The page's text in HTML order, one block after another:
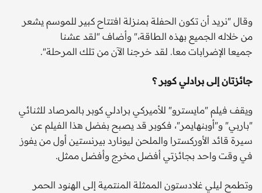
وقال "نريد أن تكون الحفلة بمنزلة افتتاح كبير للموسم يشعر
من خلاله الجميع بهذه الطاقة،" وأضاف "لقد عشنا
جميعا الإضرابات معا. لقد خرجنا الآن من تلك المرحلة".
جائزتان إلى برادلي كوبر ؟
ويقف فيلم "مايسترو" للأميركي برادلي كوبر بالمرصاد للثنائي
"باربي" و"أوبنهايمر"، فكوبر قد يصبح بفضل هذا الفيلم عن
سيرة قائد الأوركسترا والملحن ليونارد بيرنستين أول من يفوز
في وقت واحد بجائزتي أفضل مخرج وأفضل ممثل.
وتطمح ليلي غلادستون الممثلة المنتمية إلى الهنود الحمر